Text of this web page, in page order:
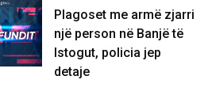
Plagoset me armë zjarri
një person në Banjë të
Istogut, policia jep
detaje